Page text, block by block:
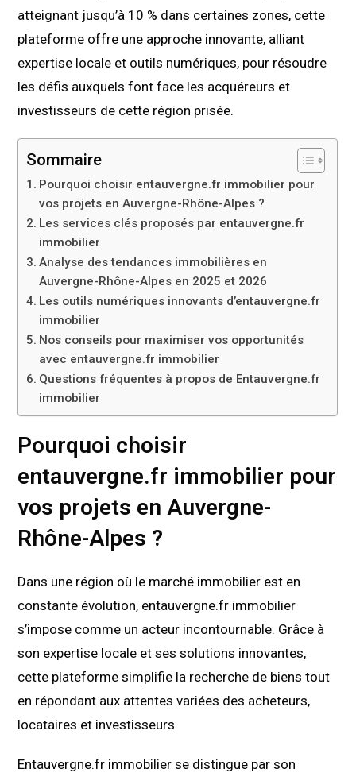
atteignant jusqu’à 10 % dans certaines zones, cette
plateforme offre une approche innovante, alliant
expertise locale et outils numériques, pour résoudre
les défis auxquels font face les acquéreurs et
investisseurs de cette région prisée.
Sommaire
Pourquoi choisir entauvergne.fr immobilier pour
vos projets en Auvergne-Rhône-Alpes ?
Les services clés proposés par entauvergne.fr
immobilier
Analyse des tendances immobilières en
Auvergne-Rhône-Alpes en 2025 et 2026
Les outils numériques innovants d’entauvergne.fr
immobilier
Nos conseils pour maximiser vos opportunités
avec entauvergne.fr immobilier
Questions fréquentes à propos de Entauvergne.fr
immobilier
Pourquoi choisir
entauvergne.fr immobilier pour
vos projets en Auvergne-
Rhône-Alpes ?
Dans une région où le marché immobilier est en
constante évolution, entauvergne.fr immobilier
s’impose comme un acteur incontournable. Grâce à
son expertise locale et ses solutions innovantes,
cette plateforme simplifie la recherche de biens tout
en répondant aux attentes variées des acheteurs,
locataires et investisseurs.
Entauvergne.fr immobilier se distingue par son